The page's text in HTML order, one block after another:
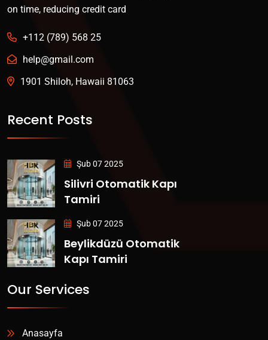
on time, reducing credit card
+112 (789) 568 25
help@gmail.com
1901 Shiloh, Hawaii 81063
Recent Posts
Şub 07 2025
Silivri Otomatik Kapı
Tamiri
Şub 07 2025
Beylikdüzü Otomatik
Kapı Tamiri
Our Services
Anasayfa